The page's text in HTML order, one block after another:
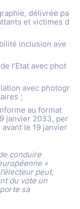
délivrée pa
et victimes d
inclusion ave
l’Etat avec phot
avec photogr
;
au format
janvier 2033, per
le 19 janvier
conduire
»
peut,
du vote un
sa